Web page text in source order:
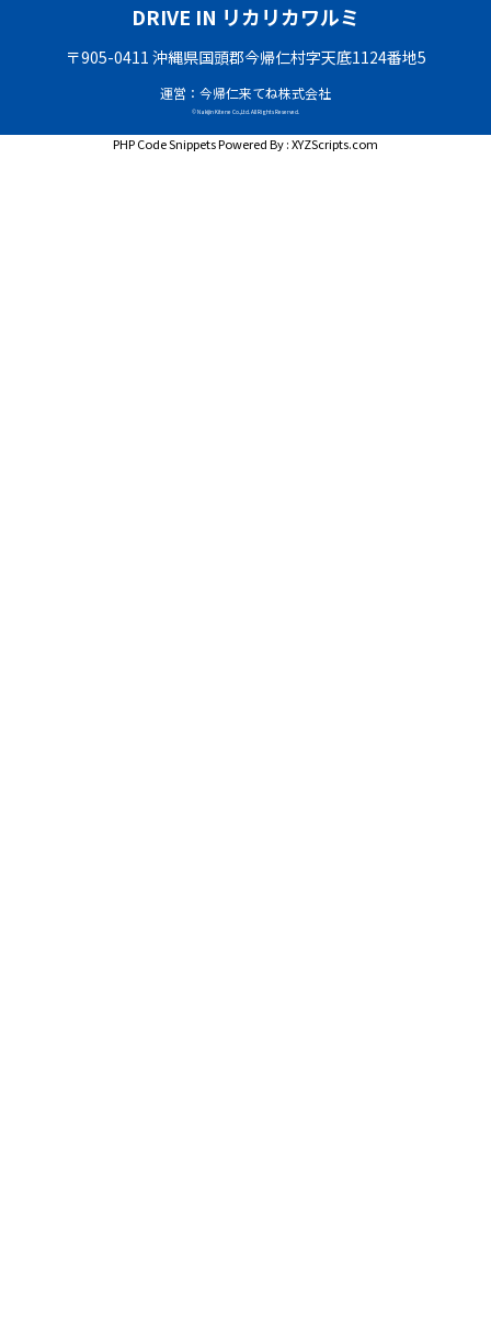
DRIVE IN リカリカワルミ
〒905-0411 沖縄県国頭郡今帰仁村字天底1124番地5
運営：今帰仁来てね株式会社
© Nakijin Kitene Co.,Ltd. All Rights Reserved.
PHP Code SnippetsPowered By :XYZScripts.com